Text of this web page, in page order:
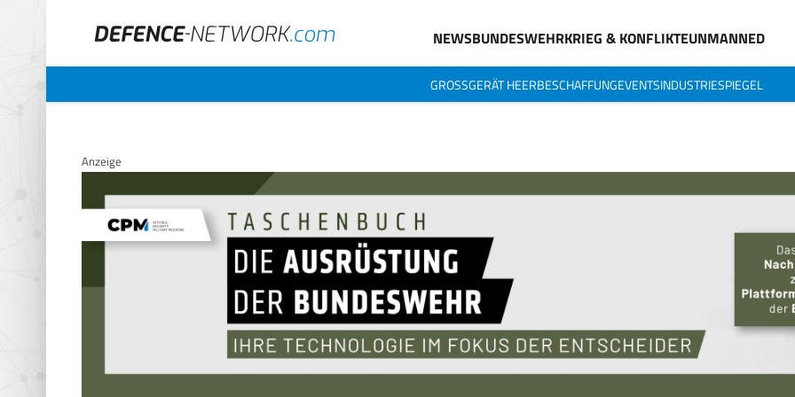
NEWSBUNDESWEHRKRIEG & KONFLIKTEUNMANNED
GROSSGERÄT HEERBESCHAFFUNGEVENTSINDUSTRIESPIEGEL
Anzeige